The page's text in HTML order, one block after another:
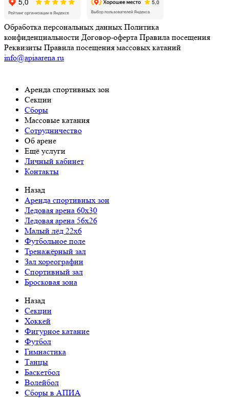
Обработка персональных данных Политика
конфиденциальности Договор-оферта Правила посещения
Реквизиты Правила посещения массовых катаний
info@apiaarena.ru
Аренда спортивных зон
Cекции
Сборы
Массовые катания
Сотрудничество
Об арене
Ещё услуги
Личный кабинет
Контакты
Назад
Аренда спортивных зон
Ледовая арена 60x30
Ледовая арена 56x26
Малый лёд 22x6
Футбольное поле
Тренажёрный зал
Зал хореографии
Спортивный зал
Бросковая зона
Назад
Cекции
Хоккей
Фигурное катание
Футбол
Гимнастика
Танцы
Баскетбол
Волейбол
Сборы в АПИА